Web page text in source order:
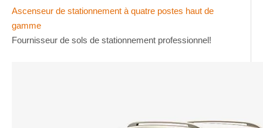
Ascenseur de stationnement à quatre postes haut de
gamme
Fournisseur de sols de stationnement professionnel!